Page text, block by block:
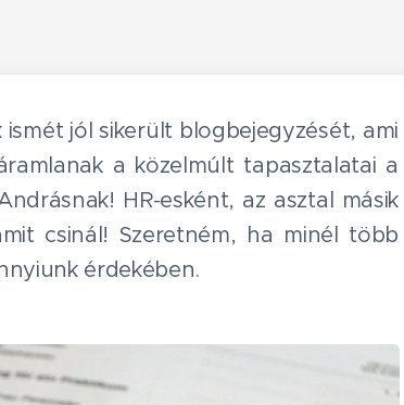
jól sikerült blogbejegyzését, ami
a közelmúlt tapasztalatai a
HR-esként, az asztal másik
csinál! Szeretném, ha minél több
érdekében.